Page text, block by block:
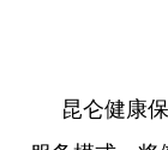
昆仑健康